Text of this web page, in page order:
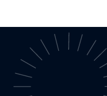
actives ou